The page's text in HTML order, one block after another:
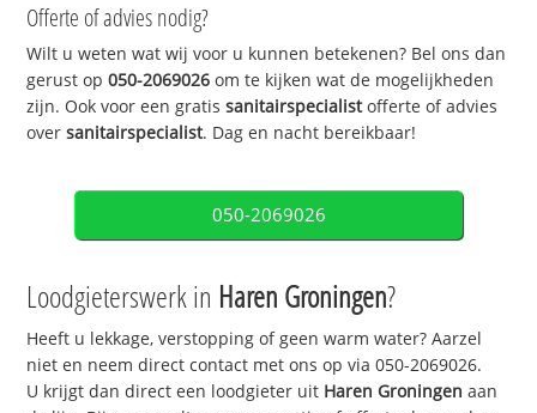
Offerte of advies nodig?
Wilt u weten wat wij voor u kunnen betekenen? Bel ons dan
gerust op050-2069026 om te kijken wat de mogelijkheden
zijn. Ook voor een gratissanitairspecialistofferte of advies
oversanitairspecialist. Dag en nacht bereikbaar!
050-2069026
Loodgieterswerk in Haren Groningen?
Heeft u lekkage, verstopping of geen warm water? Aarzel
niet en neem direct contact met ons op via 050-2069026.
U krijgt dan direct een loodgieter uit Haren Groningen aan